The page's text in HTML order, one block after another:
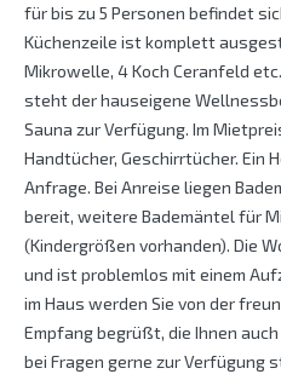
für bis zu 5 Personen befindet
Küchenzeile ist komplett
Mikrowelle, 4 Koch Ceranfeld
steht der hauseigene
Sauna zur Verfügung. Im
Handtücher, Geschirrtücher. Ein
Anfrage. Bei Anreise liegen
bereit, weitere Bademäntel für
(Kindergrößen vorhanden). Die
und ist problemlos mit einem
im Haus werden Sie von der
Empfang begrüßt, die Ihnen
bei Fragen gerne zur Verfügung